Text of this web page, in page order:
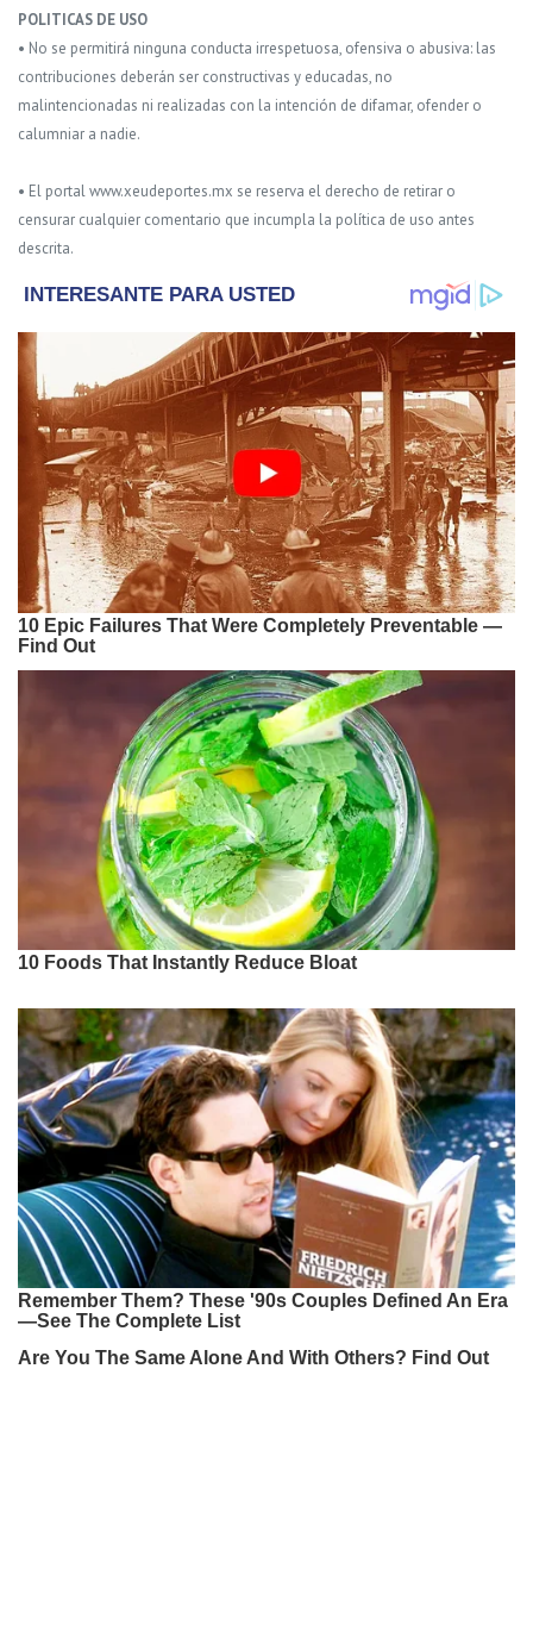
POLITICAS DE USO
• No se permitirá ninguna conducta irrespetuosa, ofensiva o abusiva: las
contribuciones deberán ser constructivas y educadas, no
malintencionadas ni realizadas con la intención de difamar, ofender o
calumniar a nadie.
• El portal www.xeudeportes.mx se reserva el derecho de retirar o
censurar cualquier comentario que incumpla la política de uso antes
descrita.